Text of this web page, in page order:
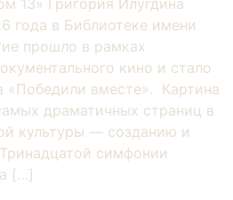
года в Библиотеке имени
прошло в рамках
кино и стало
«Победили вместе». Картина
драматичных страниц в
культуры — созданию и
симфонии
[…]